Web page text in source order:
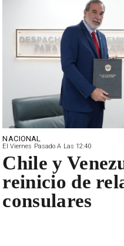
NACIONAL
El Viernes Pasado A Las 12:40
Chile y
reinicio de
consulares